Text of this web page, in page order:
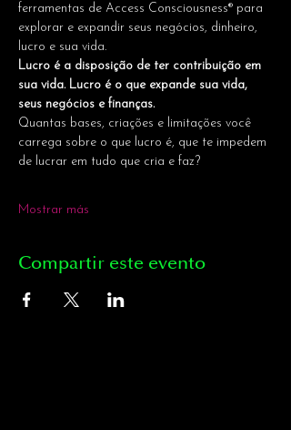
ferramentas de Access Consciousness® para
explorar e expandir seus negócios, dinheiro,
lucro e sua vida.
Lucro é a disposição de ter contribuição em
sua vida. Lucro é o que expande sua vida,
seus negócios e finanças.
Quantas bases, criações e limitações você
carrega sobre o que lucro é, que te impedem
de lucrar em tudo que cria e faz?
Mostrar más
Compartir este evento